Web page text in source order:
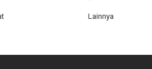
Lainnya